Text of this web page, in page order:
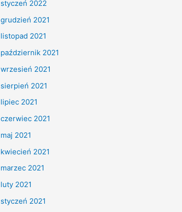
styczeń 2022
grudzień 2021
listopad 2021
październik 2021
wrzesień 2021
sierpień 2021
lipiec 2021
czerwiec 2021
maj 2021
kwiecień 2021
marzec 2021
luty 2021
styczeń 2021